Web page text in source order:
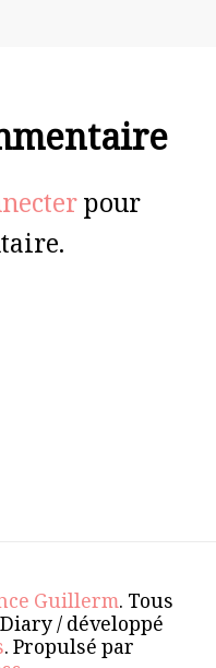
pour
Guillerm. Tous
/ développé
. Propulsé par